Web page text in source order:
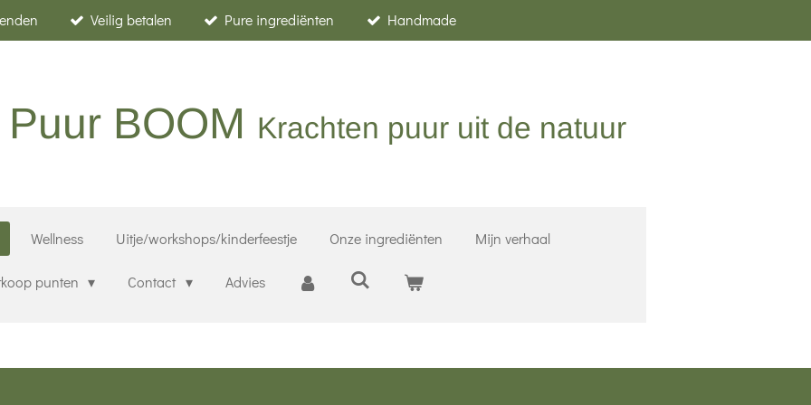
Veilig betalen Pure ingrediënten Handmade
BOOM Krachten puur uit de natuur
Wellness Uitje/workshops/kinderfeestje Onze ingrediënten Mijn verhaal
punten Contact Advies